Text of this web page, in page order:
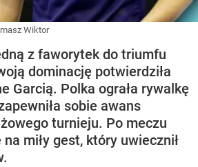
Wiktor
z faworytek do triumfu
dominację potwierdziła
Garcią. Polka ograła rywalkę
sobie awans
turnieju. Po meczu
miły gest, który uwiecznił